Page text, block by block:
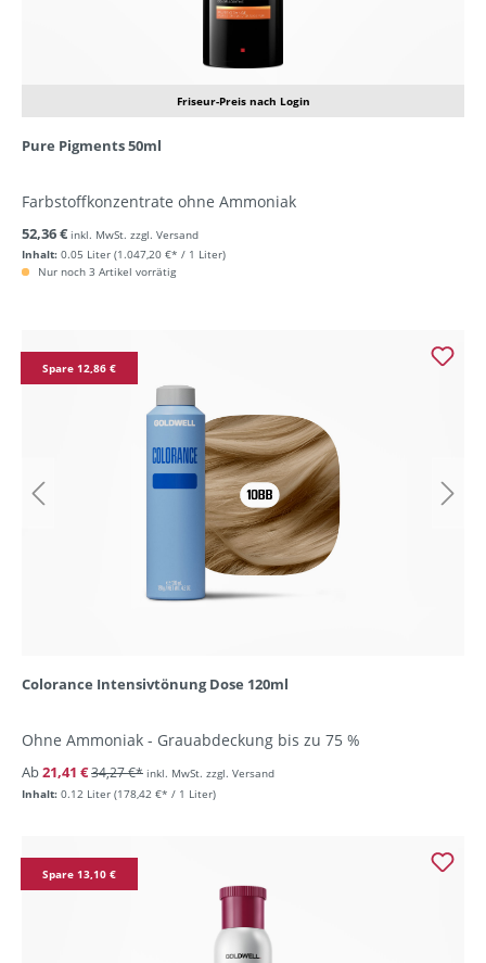
Friseur-Preis nach Login
Pure Pigments 50ml
Farbstoffkonzentrate ohne Ammoniak
Inhalt: 0.05 Liter (1.047,20 €* / 1 Liter)
52,36 € inkl. MwSt. zzgl. Versand
Nur noch 3 Artikel vorrätig
Spare 12,86 €
Colorance Intensivtönung Dose 120ml
Ohne Ammoniak - Grauabdeckung bis zu 75 %
Inhalt: 0.12 Liter (178,42 €* / 1 Liter)
Ab21,41 €34,27 €* inkl. MwSt. zzgl. Versand
Spare 13,10 €